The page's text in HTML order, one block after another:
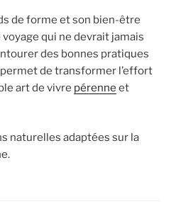
de forme et son bien-être
qui ne devrait jamais
des bonnes pratiques
de transformer l’effort
art de vivre pérenne et
naturelles adaptées sur la